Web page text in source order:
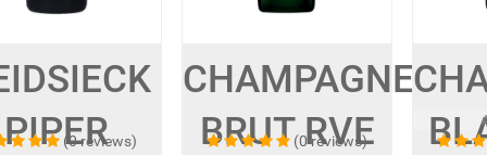
PIPER
(0 reviews)
CHAMPAGNE
BRUT RVE
(0 reviews)